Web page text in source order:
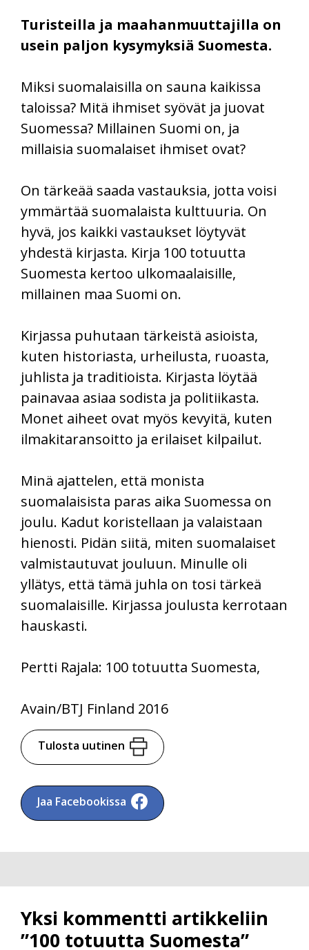
Turisteilla ja maahanmuuttajilla on
usein paljon kysymyksiä Suomesta.
Miksi suomalaisilla on sauna kaikissa
taloissa? Mitä ihmiset syövät ja juovat
Suomessa? Millainen Suomi on, ja
millaisia suomalaiset ihmiset ovat?
On tärkeää saada vastauksia, jotta voisi
ymmärtää suomalaista kulttuuria. On
hyvä, jos kaikki vastaukset löytyvät
yhdestä kirjasta. Kirja 100 totuutta
Suomesta kertoo ulkomaalaisille,
millainen maa Suomi on.
Kirjassa puhutaan tärkeistä asioista,
kuten historiasta, urheilusta, ruoasta,
juhlista ja traditioista. Kirjasta löytää
painavaa asiaa sodista ja politiikasta.
Monet aiheet ovat myös kevyitä, kuten
ilmakitaransoitto ja erilaiset kilpailut.
Minä ajattelen, että monista
suomalaisista paras aika Suomessa on
joulu. Kadut koristellaan ja valaistaan
hienosti. Pidän siitä, miten suomalaiset
valmistautuvat jouluun. Minulle oli
yllätys, että tämä juhla on tosi tärkeä
suomalaisille. Kirjassa joulusta kerrotaan
hauskasti.
Pertti Rajala: 100 totuutta Suomesta,
Avain/BTJ Finland 2016
Tulosta uutinen
Jaa Facebookissa
Yksi kommentti artikkeliin
”100 totuutta Suomesta”